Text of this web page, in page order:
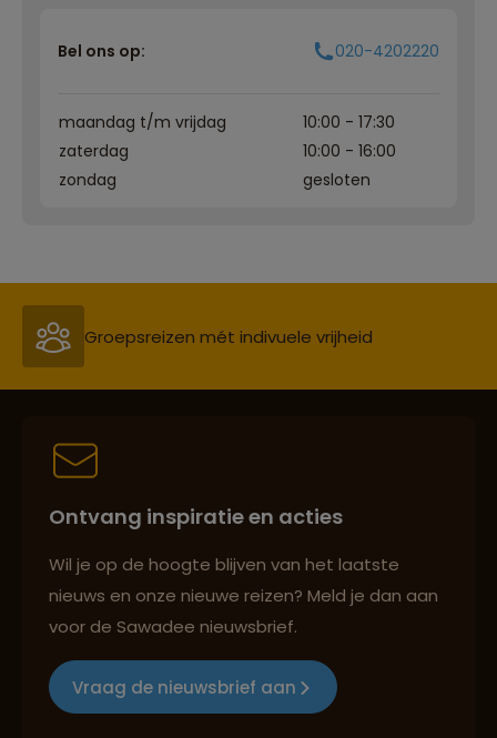
Bel ons op: 020-4202220
maandag t/m vrijdag
10:00 - 17:30
zaterdag
10:00 - 16:00
zondag
gesloten
Reizen met oog voor mens, cultuur en milieu
Persoonlijk en deskundig reisadvies
Best beoordeelde reisroutes
Groepsreizen mét indivuele vrijheid
Ontvang inspiratie en acties
Wil je op de hoogte blijven van het laatste
nieuws en onze nieuwe reizen? Meld je dan aan
voor de Sawadee nieuwsbrief.
Vraag de nieuwsbrief aan